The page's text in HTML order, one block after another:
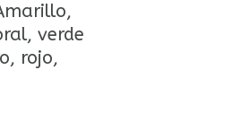
verde
rojo,